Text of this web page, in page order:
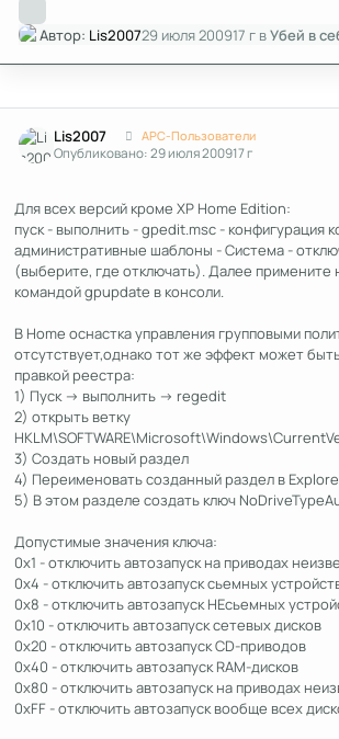
Автор: Lis200729 июля 200917 г вУбей в
Lis2007 APC-Пользователи
Опубликовано:29 июля 200917 г
Для всех версий кроме XP Home Edition:
пуск - выполнить - gpedit.msc - конфигурация
административные шаблоны - Система -
(выберите, где отключать). Далее примените
командой gpupdate в консоли.
В Home оснастка управления групповыми
отсутствует,однако тот же эффект может
правкой реестра:
1) Пуск -> выполнить -> regedit
2) открыть ветку
3) Создать новый раздел
4) Переименовать созданный раздел в
5) В этом разделе создать ключ
Допустимые значения ключа:
0x1 - отключить автозапуск на приводах
0x4 - отключить автозапуск сьемных
0x8 - отключить автозапуск НЕсьемных
0x10 - отключить автозапуск сетевых дисков
0x20 - отключить автозапуск CD-приводов
0x40 - отключить автозапуск RAM-дисков
0x80 - отключить автозапуск на приводах
0xFF - отключить автозапуск вообще всех